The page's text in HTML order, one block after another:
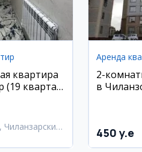
квартира
(19 квартал)
Аренда
2-
в
450 y.e